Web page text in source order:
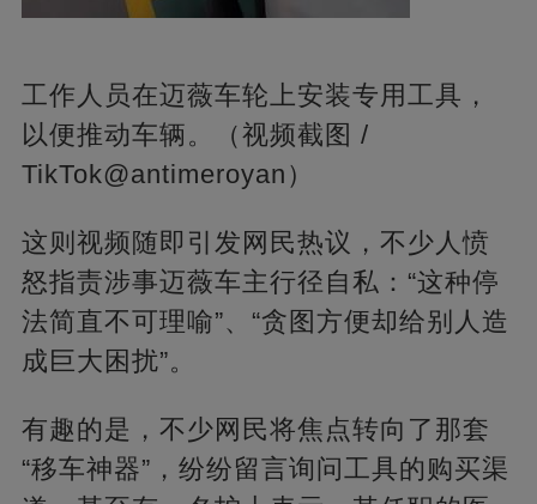
工作人员在迈薇车轮上安装专用工具，
以便推动车辆。（视频截图 /
TikTok@antimeroyan）
这则视频随即引发网民热议，不少人愤
怒指责涉事迈薇车主行径自私：“这种停
法简直不可理喻”、“贪图方便却给别人造
成巨大困扰”。
有趣的是，不少网民将焦点转向了那套
“移车神器”，纷纷留言询问工具的购买渠